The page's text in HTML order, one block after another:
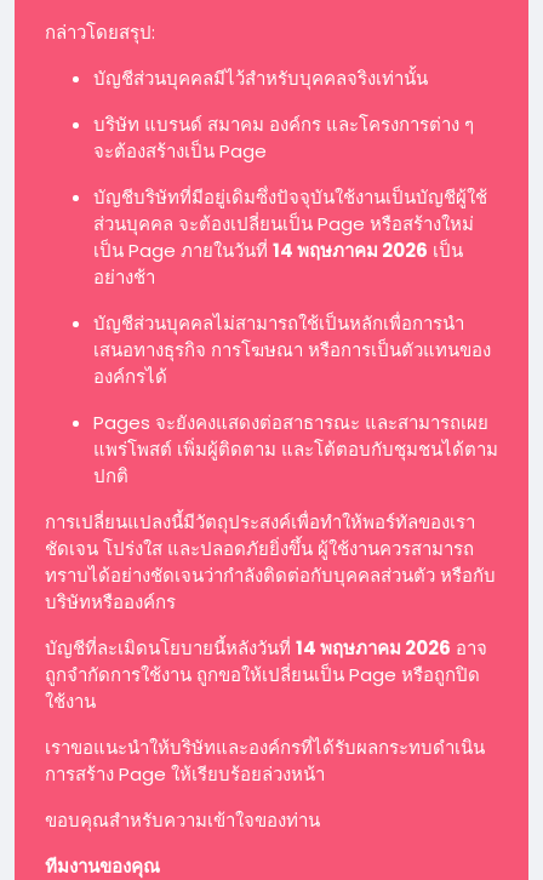
กล่าวโดยสรุป:
บัญชีส่วนบุคคลมีไว้สำหรับบุคคลจริงเท่านั้น
บริษัท แบรนด์ สมาคม องค์กร และโครงการต่าง ๆ
จะต้องสร้างเป็น Page
บัญชีบริษัทที่มีอยู่เดิมซึ่งปัจจุบันใช้งานเป็นบัญชีผู้ใช้
ส่วนบุคคล จะต้องเปลี่ยนเป็น Page หรือสร้างใหม่
เป็น Page ภายในวันที่ 14 พฤษภาคม 2026 เป็น
อย่างช้า
บัญชีส่วนบุคคลไม่สามารถใช้เป็นหลักเพื่อการนำ
เสนอทางธุรกิจ การโฆษณา หรือการเป็นตัวแทนของ
องค์กรได้
Pages จะยังคงแสดงต่อสาธารณะ และสามารถเผย
แพร่โพสต์ เพิ่มผู้ติดตาม และโต้ตอบกับชุมชนได้ตาม
ปกติ
การเปลี่ยนแปลงนี้มีวัตถุประสงค์เพื่อทำให้พอร์ทัลของเรา
ชัดเจน โปร่งใส และปลอดภัยยิ่งขึ้น ผู้ใช้งานควรสามารถ
ทราบได้อย่างชัดเจนว่ากำลังติดต่อกับบุคคลส่วนตัว หรือกับ
บริษัทหรือองค์กร
บัญชีที่ละเมิดนโยบายนี้หลังวันที่ 14 พฤษภาคม 2026 อาจ
ถูกจำกัดการใช้งาน ถูกขอให้เปลี่ยนเป็น Page หรือถูกปิด
ใช้งาน
เราขอแนะนำให้บริษัทและองค์กรที่ได้รับผลกระทบดำเนิน
การสร้าง Page ให้เรียบร้อยล่วงหน้า
ขอบคุณสำหรับความเข้าใจของท่าน
ทีมงานของคุณ